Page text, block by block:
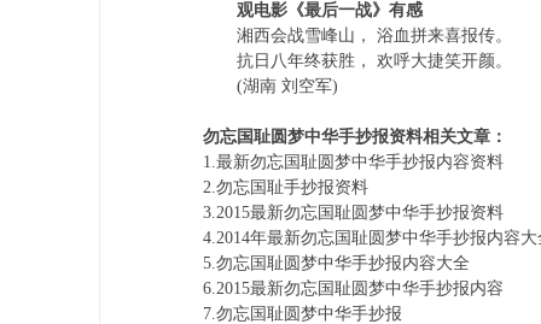
观电影《最后一战》有感
湘西会战雪峰山， 浴血拼来喜报传。
抗日八年终获胜， 欢呼大捷笑开颜。
(湖南 刘空军)
勿忘国耻圆梦中华手抄报资料相关文章：
1.最新勿忘国耻圆梦中华手抄报内容资料
2.勿忘国耻手抄报资料
3.2015最新勿忘国耻圆梦中华手抄报资料
4.2014年最新勿忘国耻圆梦中华手抄报内容大
5.勿忘国耻圆梦中华手抄报内容大全
6.2015最新勿忘国耻圆梦中华手抄报内容
7.勿忘国耻圆梦中华手抄报